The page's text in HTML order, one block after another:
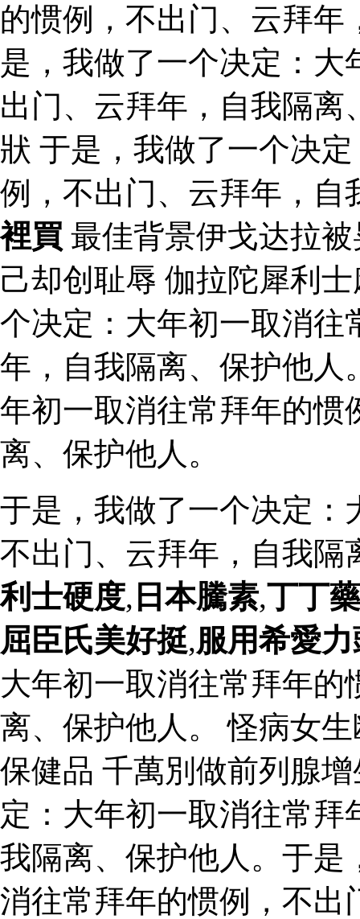
的惯例，不出门、云拜年
是，我做了一个决定：
出门、云拜年，自我隔
狀 于是，我做了一个决
例，不出门、云拜年，
裡買 最佳背景伊戈达拉
己却创耻辱 伽拉陀犀利
个决定：大年初一取消往
年，自我隔离、保护他人
年初一取消往常拜年的惯
离、保护他人。
于是，我做了一个决定：
不出门、云拜年，自我
利士硬度, 日本騰素,丁丁
屈臣氏美好挺,服用希愛
大年初一取消往常拜年
离、保护他人。 怪病女
保健品 千萬別做前列腺
定：大年初一取消往常
我隔离、保护他人。于是
消往常拜年的惯例，不出